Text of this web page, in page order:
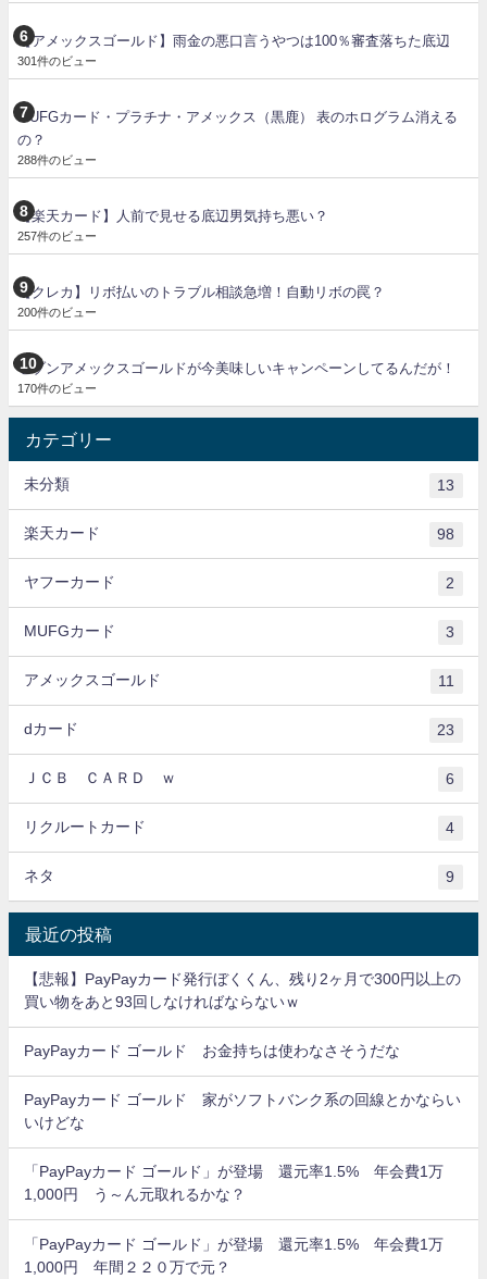
【アメックスゴールド】雨金の悪口言うやつは100％審査落ちた底辺
301件のビュー
MUFGカード・プラチナ・アメックス（黒鹿） 表のホログラム消える
の？
288件のビュー
【楽天カード】人前で見せる底辺男気持ち悪い？
257件のビュー
【クレカ】リボ払いのトラブル相談急増！自動リボの罠？
200件のビュー
セゾンアメックスゴールドが今美味しいキャンペーンしてるんだが！
170件のビュー
カテゴリー
未分類 13
楽天カード 98
ヤフーカード 2
MUFGカード 3
アメックスゴールド 11
dカード 23
ＪＣＢ ＣＡＲＤ ｗ 6
リクルートカード 4
ネタ 9
最近の投稿
【悲報】PayPayカード発行ぼくくん、残り2ヶ月で300円以上の
買い物をあと93回しなければならないｗ
PayPayカード ゴールド お金持ちは使わなさそうだな
PayPayカード ゴールド 家がソフトバンク系の回線とかならい
いけどな
「PayPayカード ゴールド」が登場 還元率1.5% 年会費1万
1,000円 う～ん元取れるかな？
「PayPayカード ゴールド」が登場 還元率1.5% 年会費1万
1,000円 年間２２０万で元？